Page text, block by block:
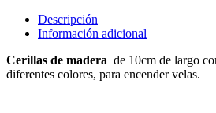
Descripción
Información adicional
Cerillas de madera de 10cm de largo
diferentes colores, para encender velas.